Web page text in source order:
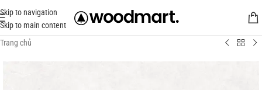
Skip to navigation
Skip to main content
Trang chủ